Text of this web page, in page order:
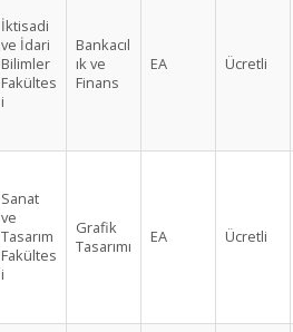
İktisadi
ve İdari
Bilimler
Fakültes
i
Bankacıl
ık ve
Finans
EA Ücretli
Sanat
ve
Tasarım
Fakültes
i
Grafik
Tasarımı
EA Ücretli